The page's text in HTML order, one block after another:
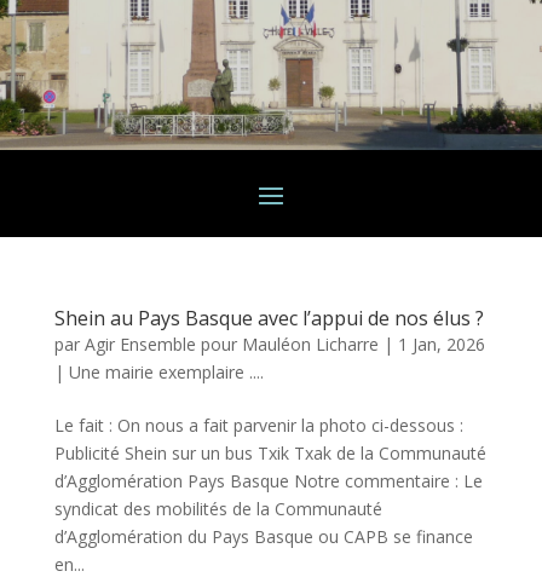
Shein au Pays Basque avec l’appui de nos élus ?
par Agir Ensemble pour Mauléon Licharre | 1 Jan, 2026
| Une mairie exemplaire ....
Le fait : On nous a fait parvenir la photo ci-dessous :
Publicité Shein sur un bus Txik Txak de la Communauté
d’Agglomération Pays Basque Notre commentaire : Le
syndicat des mobilités de la Communauté
d’Agglomération du Pays Basque ou CAPB se finance
en...